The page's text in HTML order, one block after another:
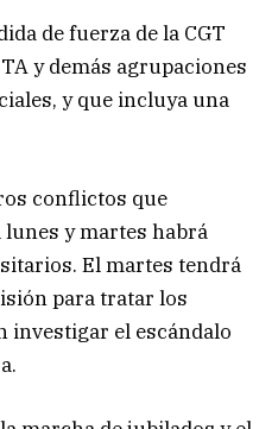
de fuerza de la CGT
y demás agrupaciones
y que incluya una
conflictos que
y martes habrá
El martes tendrá
para tratar los
investigar el escándalo